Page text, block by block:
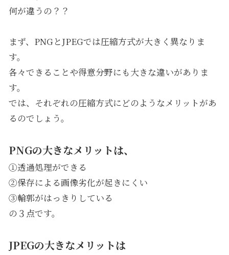
何が違うの？？
まず、PNGとJPEGでは圧縮方式が大きく異なりま
す。
各々できることや得意分野にも大きな違いがありま
す。
では、それぞれの圧縮方式にどのようなメリットがあ
るのでしょう。
PNGの大きなメリットは、
①透過処理ができる
②保存による画像劣化が起きにくい
③輪郭がはっきりしている
の３点です。
JPEGの大きなメリットは